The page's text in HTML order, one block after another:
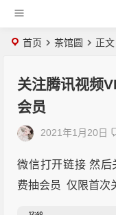
首页 茶馆圆 正文
关注腾讯视频
会员
2021年1月20日
微信打开链接 然后
费抽会员 仅限首次